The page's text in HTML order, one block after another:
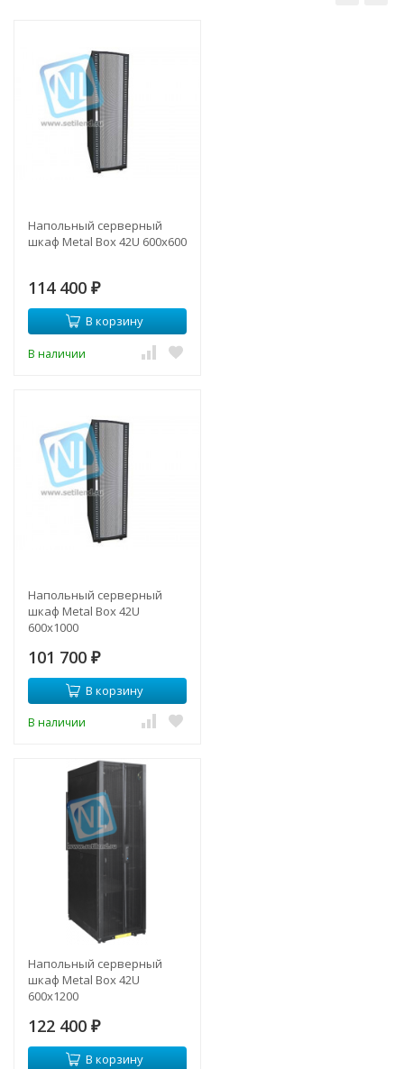
Напольный серверный
шкаф Metal Box 42U 600х600
114 400 ₽
В корзину
В наличии
Напольный серверный
шкаф Metal Box 42U
600х1000
101 700 ₽
В корзину
В наличии
Напольный серверный
шкаф Metal Box 42U
600х1200
122 400 ₽
В корзину